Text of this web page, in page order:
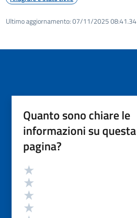
Ultimo aggiornamento:07/11/2025 08:41.34
Quanto sono chiare le
informazioni su questa
pagina?
Valutazione